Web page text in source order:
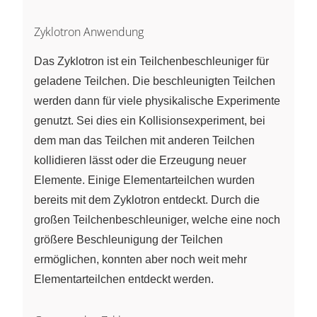
8 \text{m}\\
\frac{\text{m}}
&=0,0051c
\end{aligned}
Zyklotron Anwendung
Das Zyklotron ist ein Teilchenbeschleuniger für
geladene Teilchen. Die beschleunigten Teilchen
werden dann für viele physikalische Experimente
genutzt. Sei dies ein Kollisionsexperiment, bei
dem man das Teilchen mit anderen Teilchen
kollidieren lässt oder die Erzeugung neuer
Elemente. Einige Elementarteilchen wurden
bereits mit dem Zyklotron entdeckt. Durch die
großen Teilchenbeschleuniger, welche eine noch
größere Beschleunigung der Teilchen
ermöglichen, konnten aber noch weit mehr
Elementarteilchen entdeckt werden.